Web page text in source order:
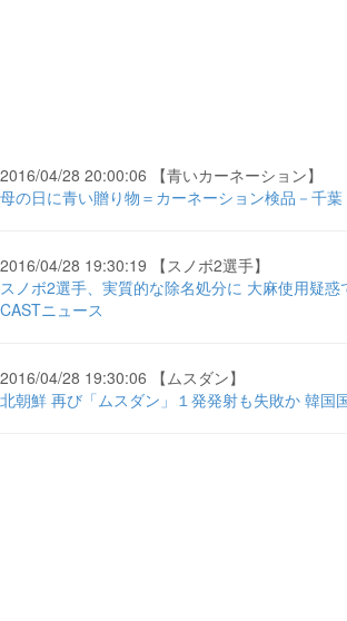
2016/04/28 20:00:06 【青いカーネーション】
母の日に青い贈り物＝カーネーション検品－千
2016/04/28 19:30:19 【スノボ2選手】
スノボ2選手、実質的な除名処分に 大麻使用疑惑
CASTニュース
2016/04/28 19:30:06 【ムスダン】
北朝鮮 再び「ムスダン」１発発射も失敗か 韓国